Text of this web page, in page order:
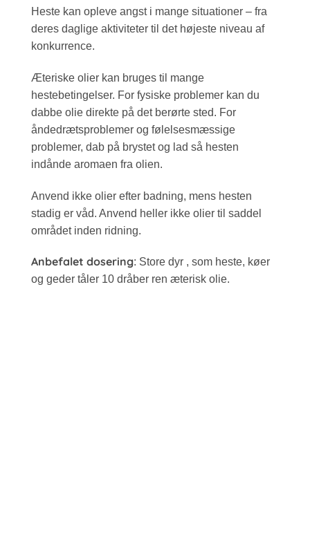
Heste kan opleve angst i mange situationer – fra
deres daglige aktiviteter til det højeste niveau af
konkurrence.
Æteriske olier kan bruges til mange
hestebetingelser. For fysiske problemer kan du
dabbe olie direkte på det berørte sted. For
åndedrætsproblemer og følelsesmæssige
problemer, dab på brystet og lad så hesten
indånde aromaen fra olien.
Anvend ikke olier efter badning, mens hesten
stadig er våd. Anvend heller ikke olier til saddel
området inden ridning.
Anbefalet dosering: Store dyr , som heste, køer
og geder tåler 10 dråber ren æterisk olie.